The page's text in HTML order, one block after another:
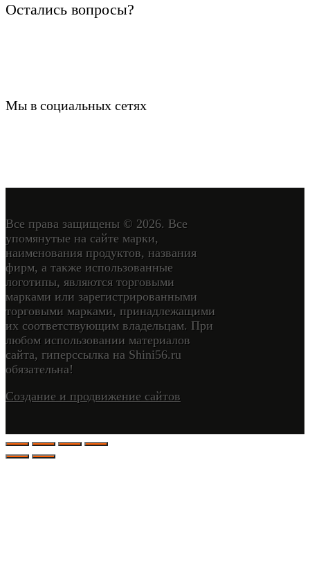
Остались вопросы?
Мы в социальных сетях
Все права защищены © 2026. Все
упомянутые на сайте марки,
наименования продуктов, названия
фирм, а также использованные
логотипы, являются торговыми
марками или зарегистрированными
торговыми марками, принадлежащими
их соответствующим владельцам. При
любом использовании материалов
сайта, гиперссылка на Shini56.ru
обязательна!
Создание и продвижение сайтов